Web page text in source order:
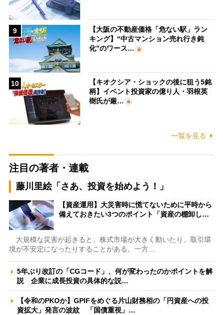
9
【大阪の不動産価格「危ない駅」ラン
キング】“中古マンション売れ行き鈍
化”のワース…
10
【キオクシア・ショックの後に狙う5銘
柄】イベント投資家の億り人・羽根英
樹氏が厳…
一覧を見る
注目の著者・連載
藤川里絵「さあ、投資を始めよう！」
【資産運用】大災害時に慌てないために平時から
備えておきたい3つのポイント「資産の棚卸し…
大規模な災害が起きると、株式市場が大きく動いたり、取引環
境が不安定になったりすることがある。一方…
5年ぶり改訂の「CGコード」、何が変わったのかポイントを解
説 企業に成長投資の具体的な説…
【令和のPKOか】GPIFをめぐる片山財務相の「円資産への投
資拡大」発言の波紋 「国債重視」…